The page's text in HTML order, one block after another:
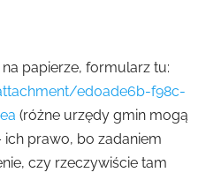
papierze, formularz tu:
ed0ade6b-f98c-
(różne urzędy gmin mogą
prawo, bo zadaniem
czy rzeczywiście tam